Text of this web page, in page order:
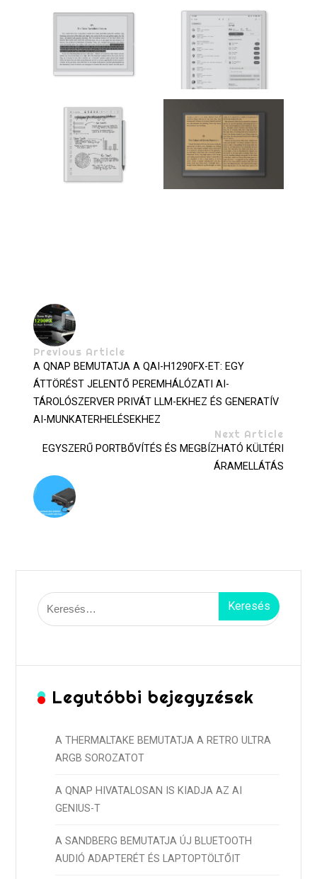
Previous Article
A QNAP BEMUTATJA A QAI-H1290FX-ET: EGY
ÁTTÖRÉST JELENTŐ PEREMHÁLÓZATI AI-
TÁROLÓSZERVER PRIVÁT LLM-EKHEZ ÉS GENERATÍV
AI-MUNKATERHELÉSEKHEZ
Next Article
EGYSZERŰ PORTBŐVÍTÉS ÉS MEGBÍZHATÓ KÜLTÉRI
ÁRAMELLÁTÁS
Keresés:
Legutóbbi bejegyzések
A THERMALTAKE BEMUTATJA A RETRO ULTRA
ARGB SOROZATOT
A QNAP HIVATALOSAN IS KIADJA AZ AI
GENIUS-T
A SANDBERG BEMUTATJA ÚJ BLUETOOTH
AUDIÓ ADAPTERÉT ÉS LAPTOPTÖLTŐIT